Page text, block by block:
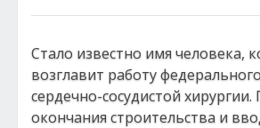
Стало известно имя человека,
возглавит работу
сердечно-сосудистой хирургии.
окончания строительства и